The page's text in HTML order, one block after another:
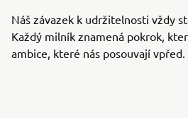
Náš závazek k udržitelnosti vždy
Každý milník znamená pokrok,
ambice, které nás posouvají vpřed.